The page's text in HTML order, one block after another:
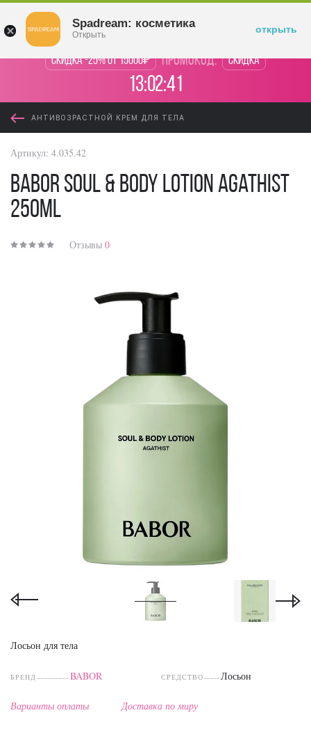
Скидка -25% от 15000₽ промокод: Скидка
13:02:41
АНТИВОЗРАСТНОЙ КРЕМ ДЛЯ ТЕЛА
Артикул: 4.035.42
BABOR Soul & Body Lotion Agathist
250ml
Отзывы 0
Лосьон для тела
БРЕНД BABOR СРЕДСТВО Лосьон
Варианты оплаты Доставка по миру
Spadream: косметика
Открыть открыть